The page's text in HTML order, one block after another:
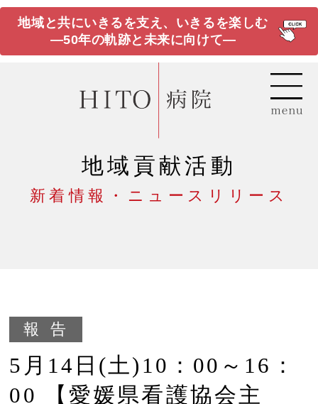
地域と共にいきるを支え、いきるを楽しむ
―50年の軌跡と未来に向けて―
地域貢献活動
新着情報・ニュースリリース
報告
5月14日(土)10：00～16：
00 【愛媛県看護協会主